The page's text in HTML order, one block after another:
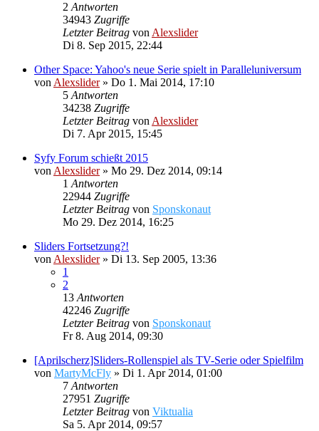
2 Antworten
34943 Zugriffe
Letzter Beitrag von Alexslider
Di 8. Sep 2015, 22:44
Other Space: Yahoo's neue Serie spielt in Paralleluniversum
von Alexslider» Do 1. Mai 2014, 17:10
5 Antworten
34238 Zugriffe
Letzter Beitrag von Alexslider
Di 7. Apr 2015, 15:45
Syfy Forum schießt 2015
von Alexslider» Mo 29. Dez 2014, 09:14
1 Antworten
22944 Zugriffe
Letzter Beitrag von Sponskonaut
Mo 29. Dez 2014, 16:25
Sliders Fortsetzung?!
von Alexslider» Di 13. Sep 2005, 13:36
1
2
13 Antworten
42246 Zugriffe
Letzter Beitrag von Sponskonaut
Fr 8. Aug 2014, 09:30
[Aprilscherz]Sliders-Rollenspiel als TV-Serie oder Spielfilm
von MartyMcFly » Di 1. Apr 2014, 01:00
7 Antworten
27951 Zugriffe
Letzter Beitrag von Viktualia
Sa 5. Apr 2014, 09:57